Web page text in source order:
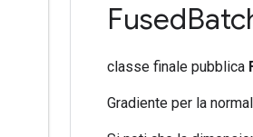
Fused
classe finale pubblica
Gradiente per la